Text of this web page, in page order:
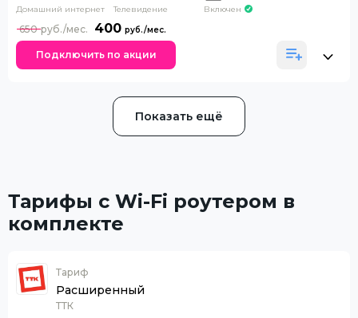
Домашний интернет Телевидение Включен
400
650
Подключить по акции
Показать ещё
Тарифы с Wi-Fi роутером в
комплекте
Тариф
Расширенный
ТТК